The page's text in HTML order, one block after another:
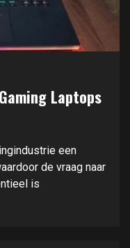
Laptops
een
de vraag naar
is